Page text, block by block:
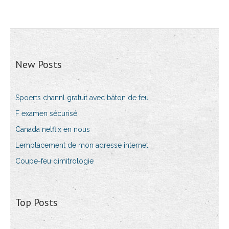
New Posts
Spoerts channl gratuit avec bâton de feu
F examen sécurisé
Canada netflix en nous
Lemplacement de mon adresse internet
Coupe-feu dimitrologie
Top Posts